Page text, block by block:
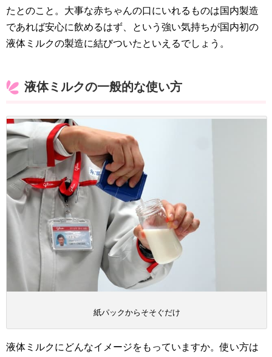
たとのこと。大事な赤ちゃんの口にいれるものは国内製造
であれば安心に飲めるはず、という強い気持ちが国内初の
液体ミルクの製造に結びついたといえるでしょう。
液体ミルクの一般的な使い方
紙パックからそそぐだけ
液体ミルクにどんなイメージをもっていますか。使い方は